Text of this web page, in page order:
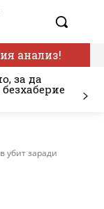
анализ!
за да
убит заради